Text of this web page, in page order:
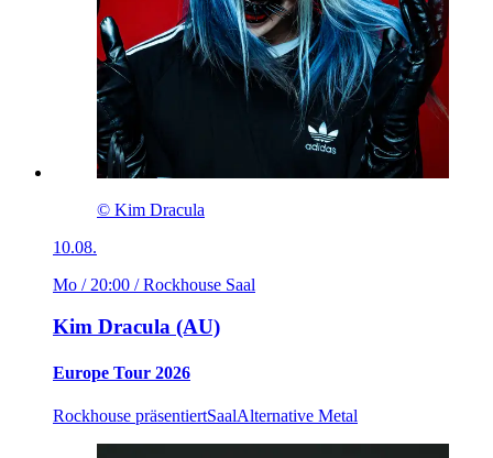
© Kim Dracula
10.08.
Mo / 20:00 / Rockhouse Saal
Kim Dracula (AU)
Europe Tour 2026
Rockhouse präsentiertSaalAlternative Metal